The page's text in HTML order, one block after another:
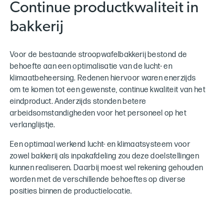
Continue productkwaliteit in
bakkerij
Voor de bestaande stroopwafelbakkerij bestond de
behoefte aan een optimalisatie van de lucht- en
klimaatbeheersing. Redenen hiervoor waren enerzijds
om te komen tot een gewenste, continue kwaliteit van het
eindproduct. Anderzijds stonden betere
arbeidsomstandigheden voor het personeel op het
verlanglijstje.
Een optimaal werkend lucht- en klimaatsysteem voor
zowel bakkerij als inpakafdeling zou deze doelstellingen
kunnen realiseren. Daarbij moest wel rekening gehouden
worden met de verschillende behoeftes op diverse
posities binnen de productielocatie.